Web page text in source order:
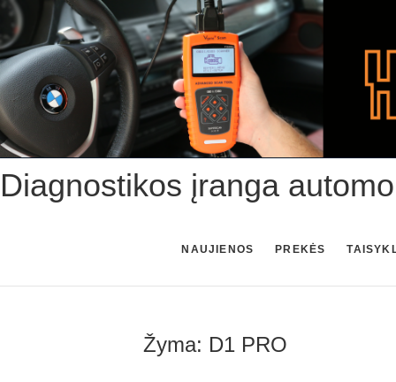
Skip
to
content
Diagnostikos įranga
NAUJIENOS PREKĖS
Žyma: D1 PRO